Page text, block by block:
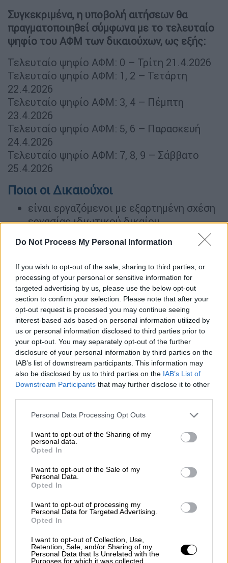
Do Not Process My Personal Information
If you wish to opt-out of the sale, sharing to third parties, or
processing of your personal or sensitive information for
targeted advertising by us, please use the below opt-out
section to confirm your selection. Please note that after your
opt-out request is processed you may continue seeing
interest-based ads based on personal information utilized by
us or personal information disclosed to third parties prior to
your opt-out. You may separately opt-out of the further
disclosure of your personal information by third parties on the
IAB’s list of downstream participants. This information may
also be disclosed by us to third parties on the IAB’s List of
Downstream Participants that may further disclose it to other
Please note that this website/app uses one or more Google
not limited to your visit or usage behaviour. You may click to
grant or deny consent to Google and its third-party tags to
use your data for below specified purposes in below Google
consent section.
Personal Data Processing Opt Outs
I want to opt-out of the Sharing of my
personal data.
Opted In
I want to opt-out of the Sale of my
Personal Data.
Opted In
I want to opt-out of processing my
Personal Data for Targeted Advertising.
Opted In
I want to opt-out of Collection, Use,
Retention, Sale, and/or Sharing of my
Personal Data that Is Unrelated with the
Purposes for which it was collected.
Συγκεκριμένα, η υποβολή αιτήσεων θα
πραγματοποιηθεί σύμφωνα με το τελευταίο
ψηφίο του ΑΦΜ των δικαιούχων, ως εξής:
Τελευταίο ψηφίο ΑΦΜ: 0 – Τρίτη 21.4.2026
Τελευταίο ψηφίο ΑΦΜ: 1, 2 – Τετάρτη
22.4.2026
Τελευταίο ψηφίο ΑΦΜ: 3, 4 – Πέμπτη
23.4.2026
Τελευταίο ψηφίο ΑΦΜ: 5, 6 – Παρασκευή
24.4.2026
Τελευταίο ψηφίο ΑΦΜ: 7, 8, 9 – Σάββατο
25.4.2026
Ποιοι οι Δικαιούχοι
είναι εργαζόμενοι με εξαρτημένη σχέση
εργασίας ιδιωτικού δικαίου
εξαρτημένης σχέσης εργασίας με
ΔΥΠΑ, οποτεδήποτε στο διάστημα 12
μηνών που προηγούνται της λήξης της
προθεσμίας υποβολής αιτήσεων ή
άνεργοι εγγεγραμμένοι στο Ψηφιακό
Μητρώο αναζητούντων εργασία της
ΔΥΠΑ, με συνεχόμενο χρονικό διάστημα
ανεργίας κατά την ημερομηνία λήξης της
προθεσμίας υποβολής αιτήσεων
τουλάχιστον 3 μηνών, οι οποίοι έχουν
έγγαμοι, προσαυξανόμενο κατά 5.000
ευρώ για κάθε τέκνο, ή έως 29.000 ευρώ,
αν είναι μονογονείς, προσαυξανόμενο
πρώτο.
ηλεκτρονική διεύθυνση:
https://www.gov.gr/ipiresies/ergasia-kai-
parokhes/koinonikos-tourismos